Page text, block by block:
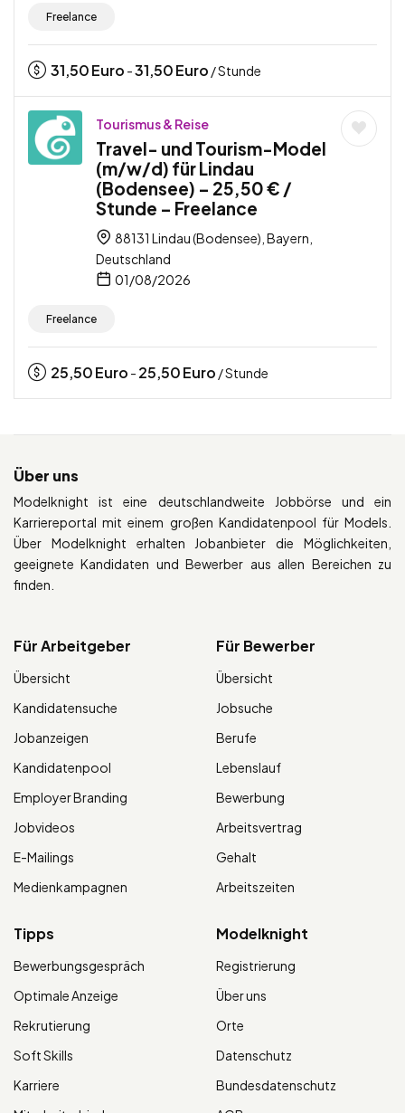
Freelance
31,50Euro -31,50Euro / Stunde
Tourismus & Reise
Travel- und Tourism-Model
(m/w/d) für Lindau
(Bodensee) – 25,50 € /
Stunde – Freelance
88131 Lindau (Bodensee), Bayern,
Deutschland
01/08/2026
Freelance
25,50Euro - 25,50Euro / Stunde
Über uns
Modelknight ist eine deutschlandweite Jobbörse und ein
Karriereportal mit einem großen Kandidatenpool für Models.
Über Modelknight erhalten Jobanbieter die Möglichkeiten,
geeignete Kandidaten und Bewerber aus allen Bereichen zu
finden.
Für Arbeitgeber
Übersicht
Kandidatensuche
Jobanzeigen
Kandidatenpool
Employer Branding
Jobvideos
E-Mailings
Medienkampagnen
Für Bewerber
Übersicht
Jobsuche
Berufe
Lebenslauf
Bewerbung
Arbeitsvertrag
Gehalt
Arbeitszeiten
Tipps
Bewerbungsgespräch
Optimale Anzeige
Rekrutierung
Soft Skills
Karriere
Modelknight
Registrierung
Über uns
Orte
Datenschutz
Bundesdatenschutz